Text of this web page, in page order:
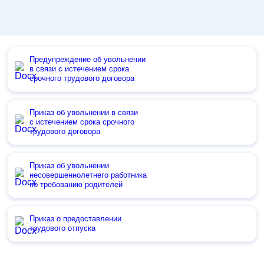
Предупреждение об увольнении
в связи с истечением срока
срочного трудового договора
Приказ об увольнении в связи
с истечением срока срочного
трудового договора
Приказ об увольнении
несовершеннолетнего работника
по требованию родителей
Приказ о предоставлении
трудового отпуска